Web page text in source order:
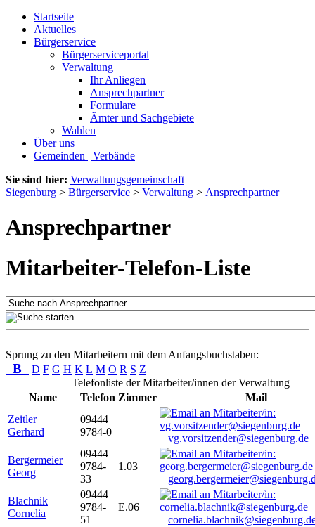
Startseite
Aktuelles
Bürgerservice
Bürgerserviceportal
Verwaltung
Ihr Anliegen
Ansprechpartner
Formulare
Ämter und Sachgebiete
Wahlen
Über uns
Gemeinden | Verbände
Sie sind hier: Verwaltungsgemeinschaft
Siegenburg > Bürgerservice > Verwaltung > Ansprechpartner
Ansprechpartner
Mitarbeiter-Telefon-Liste
Sprung zu den Mitarbeitern mit dem Anfangsbuchstaben:
B D F G H K L M O R S Z
Telefonliste der Mitarbeiter/innen der Verwaltung
Name
Telefon Zimmer
Mail
Zeitler
Gerhard
09444
9784-0
vg.vorsitzender@siegenburg.de
Bergermeier
Georg
09444
9784-
33
1.03
Blachnik
Cornelia
09444
9784-
51
E.06